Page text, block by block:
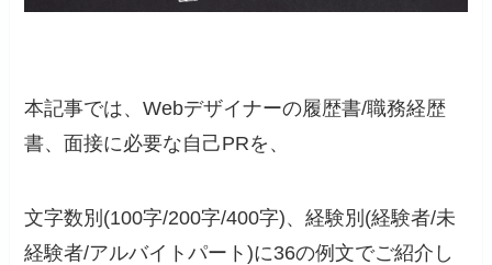
本記事では、Webデザイナーの履歴書/職務経歴
書、面接に必要な自己PRを、
文字数別(100字/200字/400字)、経験別(経験者/未
経験者/アルバイトパート)に36の例文でご紹介し